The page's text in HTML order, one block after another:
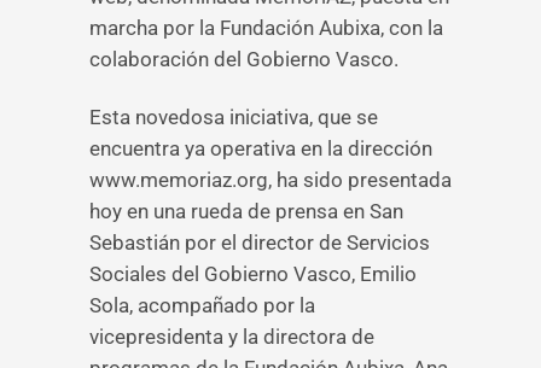
marcha por la Fundación Aubixa, con la
colaboración del Gobierno Vasco.
Esta novedosa iniciativa, que se
encuentra ya operativa en la dirección
www.memoriaz.org, ha sido presentada
hoy en una rueda de prensa en San
Sebastián por el director de Servicios
Sociales del Gobierno Vasco, Emilio
Sola, acompañado por la
vicepresidenta y la directora de